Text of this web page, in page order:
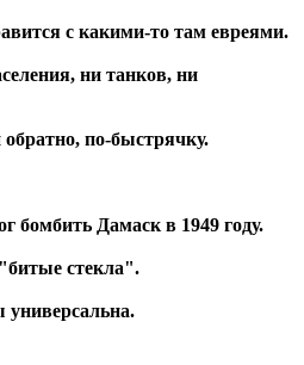
с какими-то там евреями.
ни танков, ни
по-быстрячку.
бомбить Дамаск в 1949 году.
стекла".